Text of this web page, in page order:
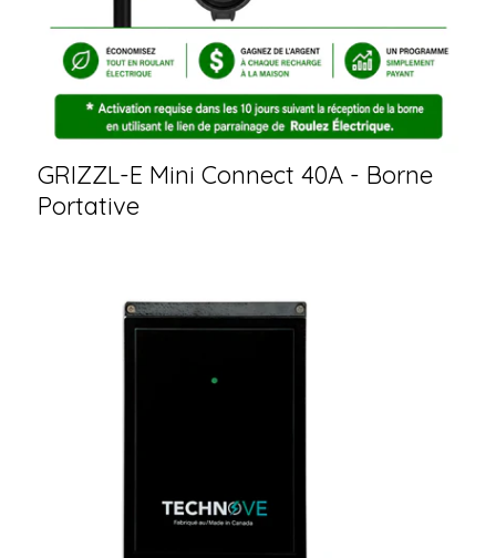
GRIZZL-E Mini Connect 40A - Borne
Portative